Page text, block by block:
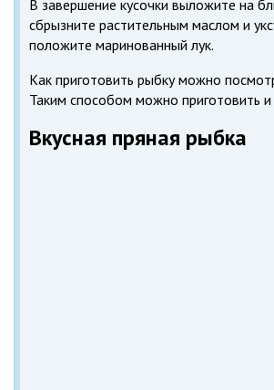
В завершение кусочки выложите на
сбрызните растительным маслом и
положите маринованный лук.
Как приготовить рыбку можно
Таким способом можно приготовить и
Вкусная пряная рыбка